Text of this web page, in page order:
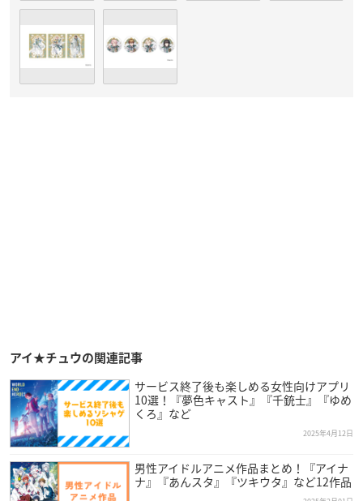
アイ★チュウの関連記事
サービス終了後も楽しめる女性向けアプリ
10選！『夢色キャスト』『千銃士』『ゆめ
くろ』など
2025年4月12日
男性アイドルアニメ作品まとめ！『アイナ
ナ』『あんスタ』『ツキウタ』など12作品